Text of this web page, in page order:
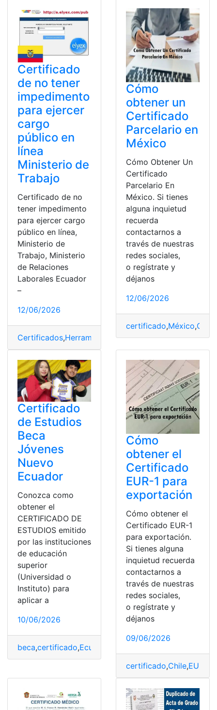
Certificado
de no tener
impedimento
para ejercer
cargo
público en
línea
Ministerio de
Trabajo
Certificado de no
tener impedimento
para ejercer cargo
público en línea,
Ministerio de
Trabajo, Ministerio
de Relaciones
Laborales Ecuador
–
12/06/2026
Certificados,Herramientas Ecuador,Ministerio de
Cómo
obtener un
Certificado
Parcelario en
México
Cómo Obtener Un
Certificado
Parcelario En
México. Si tienes
alguna inquietud
recuerda
contactarnos a
través de nuestras
redes sociales,
o regístrate y
déjanos
12/06/2026
certificado,México,
Certificado
de Estudios
Beca
Jóvenes
Nuevo
Ecuador
Conozca como
obtener el
CERTIFICADO DE
ESTUDIOS emitido
por las instituciones
de educación
superior
(Universidad o
Instituto) para
aplicar a
10/06/2026
beca,certificado,Ecuador
Cómo
obtener el
Certificado
EUR-1 para
exportación
Cómo obtener el
Certificado EUR-1
para exportación.
Si tienes alguna
inquietud recuerda
contactarnos a
través de nuestras
redes sociales,
o regístrate y
déjanos
09/06/2026
certificado,Chile,EUR-1